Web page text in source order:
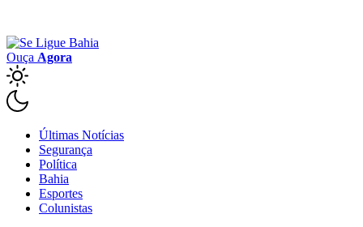
Ouça Agora
Últimas Notícias
Segurança
Política
Bahia
Esportes
Colunistas